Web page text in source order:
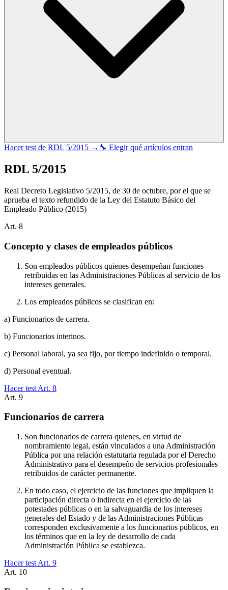
Hacer test de RDL 5/2015 → 🔧 Elegir qué artículos entran
RDL 5/2015
Real Decreto Legislativo 5/2015, de 30 de octubre, por el que se
aprueba el texto refundido de la Ley del Estatuto Básico del
Empleado Público (2015)
Art. 8
Concepto y clases de empleados públicos
Son empleados públicos quienes desempeñan funciones
retribuidas en las Administraciones Públicas al servicio de los
intereses generales.
Los empleados públicos se clasifican en:
a) Funcionarios de carrera.
b) Funcionarios interinos.
c) Personal laboral, ya sea fijo, por tiempo indefinido o temporal.
d) Personal eventual.
Hacer test Art. 8
Art. 9
Funcionarios de carrera
Son funcionarios de carrera quienes, en virtud de
nombramiento legal, están vinculados a una Administración
Pública por una relación estatutaria regulada por el Derecho
Administrativo para el desempeño de servicios profesionales
retribuidos de carácter permanente.
En todo caso, el ejercicio de las funciones que impliquen la
participación directa o indirecta en el ejercicio de las
potestades públicas o en la salvaguardia de los intereses
generales del Estado y de las Administraciones Públicas
corresponden exclusivamente a los funcionarios públicos, en
los términos que en la ley de desarrollo de cada
Administración Pública se establezca.
Hacer test Art. 9
Art. 10